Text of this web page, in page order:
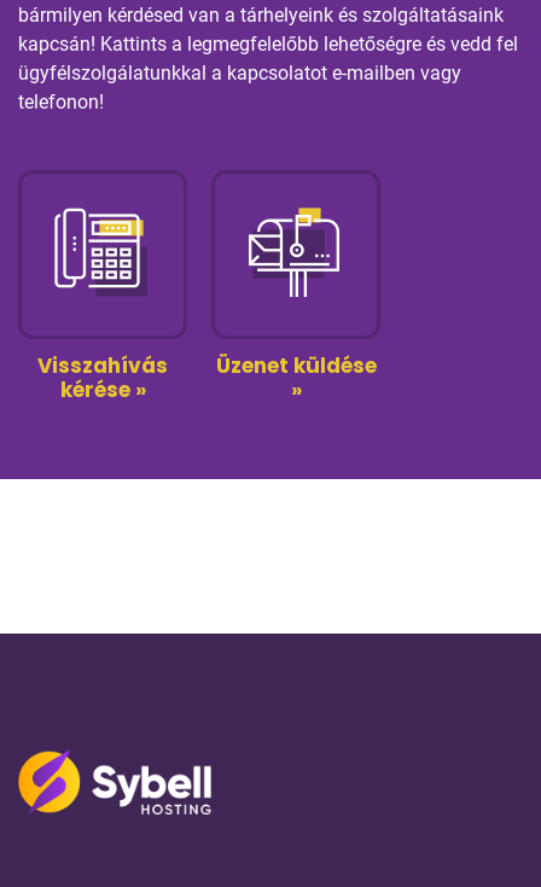
bármilyen kérdésed van a tárhelyeink és szolgáltatásaink
kapcsán! Kattints a legmegfelelőbb lehetőségre és vedd fel
ügyfélszolgálatunkkal a kapcsolatot e-mailben vagy
telefonon!
Visszahívás
kérése »
Üzenet küldése
»